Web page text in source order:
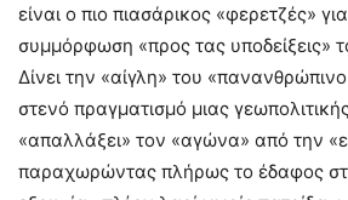
είναι ο πιο πιασάρικος «φερετζές»
συμμόρφωση «προς τας υποδείξεις»
Δίνει την «αίγλη» του
στενό πραγματισμό μιας
«απαλλάξει» τον «αγώνα» από την
παραχωρώντας πλήρως το έδαφος